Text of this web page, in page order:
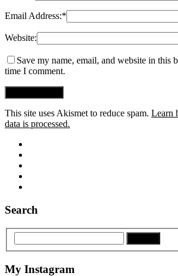
Email Address:*
Website:
Save my name, email, and website in this
time I comment.
This site uses Akismet to reduce spam. Learn
data is processed.
Search
My Instagram